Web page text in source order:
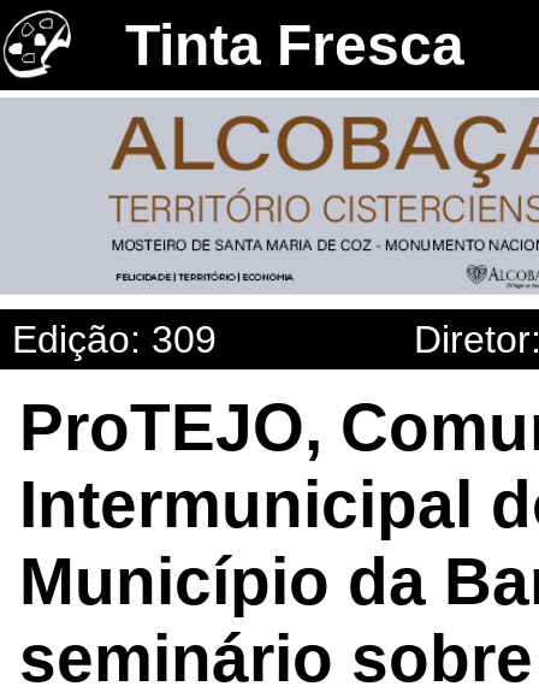
Tinta Fresca
Edição: 309
ProTEJO,
Intermunicipal
Município da
seminário